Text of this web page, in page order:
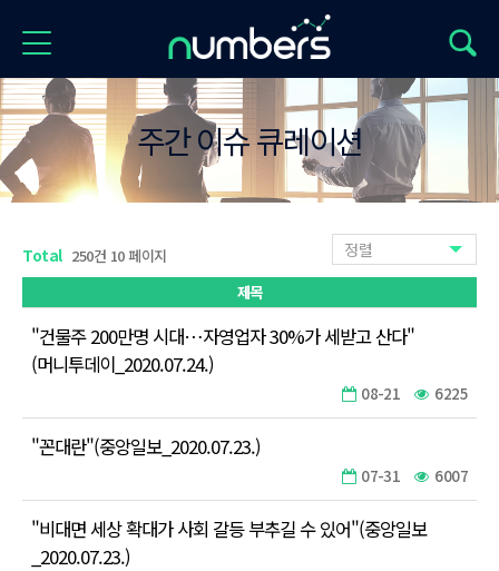
주간 이슈 큐레이션
Total 250건 10 페이지
정렬
제목
"건물주 200만명 시대…자영업자 30%가 세받고 산다"
(머니투데이_2020.07.24.)
08-21 6225
"꼰대란"(중앙일보_2020.07.23.)
07-31 6007
"비대면 세상 확대가 사회 갈등 부추길 수 있어"(중앙일보
_2020.07.23.)